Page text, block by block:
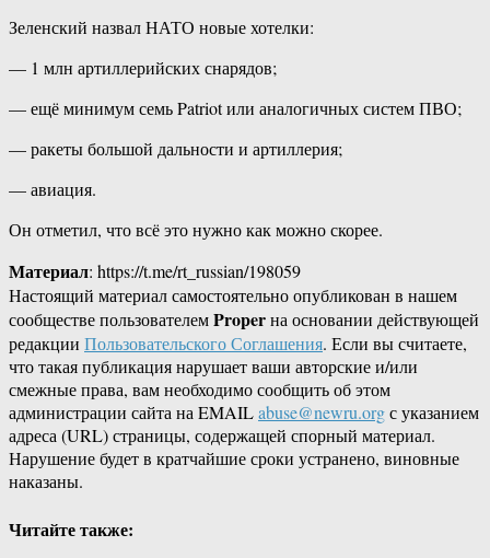
Зеленский назвал НАТО новые хотелки:
— 1 млн артиллерийских снарядов;
— ещё минимум семь Patriot или аналогичных систем ПВО;
— ракеты большой дальности и артиллерия;
— авиация.
Он отметил, что всё это нужно как можно скорее.
Материал: https://t.me/rt_russian/198059
Настоящий материал самостоятельно опубликован в нашем
сообществе пользователемProperна основании действующей
редакции Пользовательского Соглашения. Если вы считаете,
что такая публикация нарушает ваши авторские и/или
смежные права, вам необходимо сообщить об этом
администрации сайта на EMAILabuse@newru.orgс указанием
адреса (URL) страницы, содержащей спорный материал.
Нарушение будет в кратчайшие сроки устранено, виновные
наказаны.
Читайте также: